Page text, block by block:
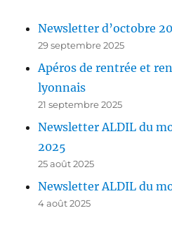
Newsletter d’octobre
29 septembre 2025
Apéros de rentrée et
lyonnais
21 septembre 2025
Newsletter ALDIL du
2025
25 août 2025
Newsletter ALDIL du
4 août 2025